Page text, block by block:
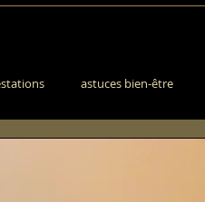
astuces bien-être